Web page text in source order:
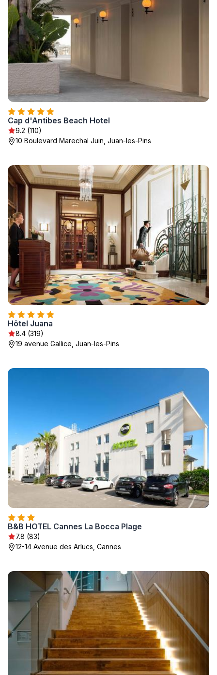
Cap d'Antibes Beach Hotel
9.2 (110)
10 Boulevard Marechal Juin, Juan-les-Pins
Hôtel Juana
8.4 (319)
19 avenue Gallice, Juan-les-Pins
B&B HOTEL Cannes La Bocca Plage
7.8 (83)
12-14 Avenue des Arlucs, Cannes